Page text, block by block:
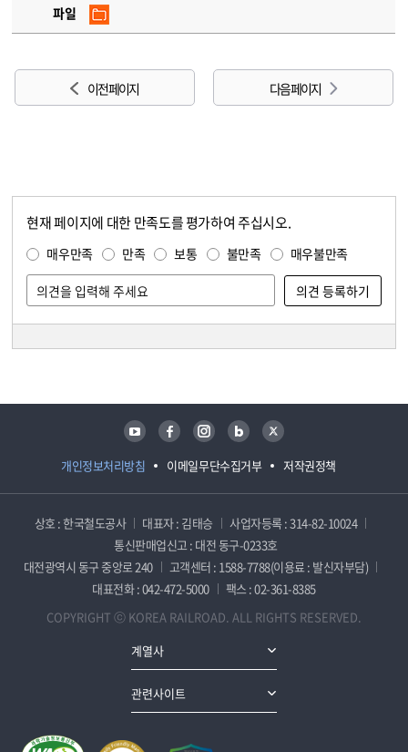
파일
이전 페이지 다음 페이지
현재 페이지에 대한 만족도를 평가하여 주십시오.
매우만족 만족 보통 불만족 매우불만족
개인정보처리방침 이메일무단수집거부 저작권정책
유튜브 페이스북 인스타그램 블로그 트위터
상호 : 한국철도공사 대표자 : 김태승
사업자등록 : 314-82-10024
통신판매업신고 : 대전 동구-0233호
대전광역시 동구 중앙로 240
고객센터 : 1588-7788(이용료 : 발신자부담)
대표전화 : 042-472-5000
팩스 : 02-361-8385
COPYRIGHT ⓒ KOREA RAILROAD. ALL RIGHTS RESERVED.
계열사
관련사이트